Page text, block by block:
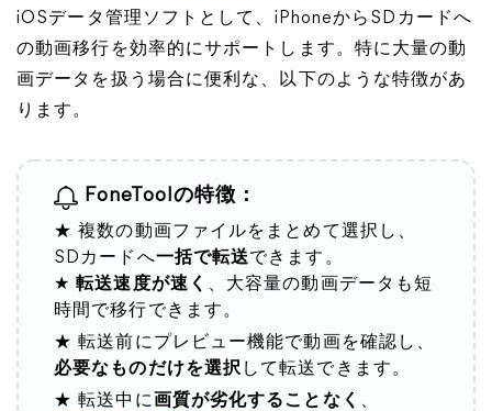
iOSデータ管理ソフトとして、iPhoneからSDカードへ
の動画移行を効率的にサポートします。特に大量の動
画データを扱う場合に便利な、以下のような特徴があ
ります。
FoneToolの特徴：
★ 複数の動画ファイルをまとめて選択し、
SDカードへ一括で転送できます。
★転送速度が速く 、大容量の動画データも短
時間で移行できます。
★ 転送前にプレビュー機能で動画を確認し、
必要なものだけを選択 して転送できます。
★ 転送中に画質が劣化することなく 、